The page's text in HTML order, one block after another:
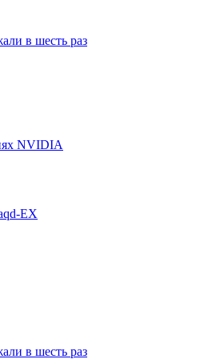
в шесть раз
NVIDIA
EX
в шесть раз